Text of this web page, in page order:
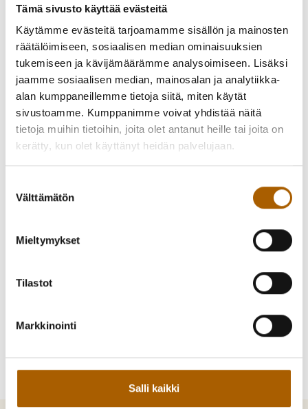
Tämä sivusto käyttää evästeitä
Käytämme evästeitä tarjoamamme sisällön ja mainosten
räätälöimiseen, sosiaalisen median ominaisuuksien
tukemiseen ja kävijämäärämme analysoimiseen. Lisäksi
jaamme sosiaalisen median, mainosalan ja analytiikka-
alan kumppaneillemme tietoja siitä, miten käytät
sivustoamme. Kumppanimme voivat yhdistää näitä
tietoja muihin tietoihin, joita olet antanut heille tai joita on
kerätty, kun olet käyttänyt heidän palvelujaan.
valinta
Välttämätön
Mieltymykset
Tilastot
Markkinointi
Salli kaikki
Piditkö uutisesta? Jaa se kaverille!
Jaa Facebookissa